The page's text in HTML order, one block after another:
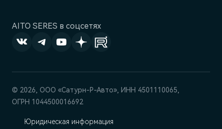
AITO SERES в соцсетях
© 2026, ООО «Сатурн-Р-Авто», ИНН 4501110065,
ОГРН 1044500016692
Юридическая информация